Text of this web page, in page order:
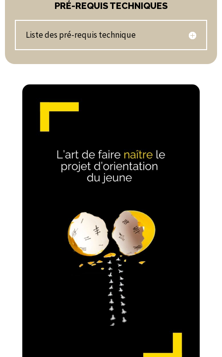
PRÉ-REQUIS TECHNIQUES
Liste des pré-requis technique